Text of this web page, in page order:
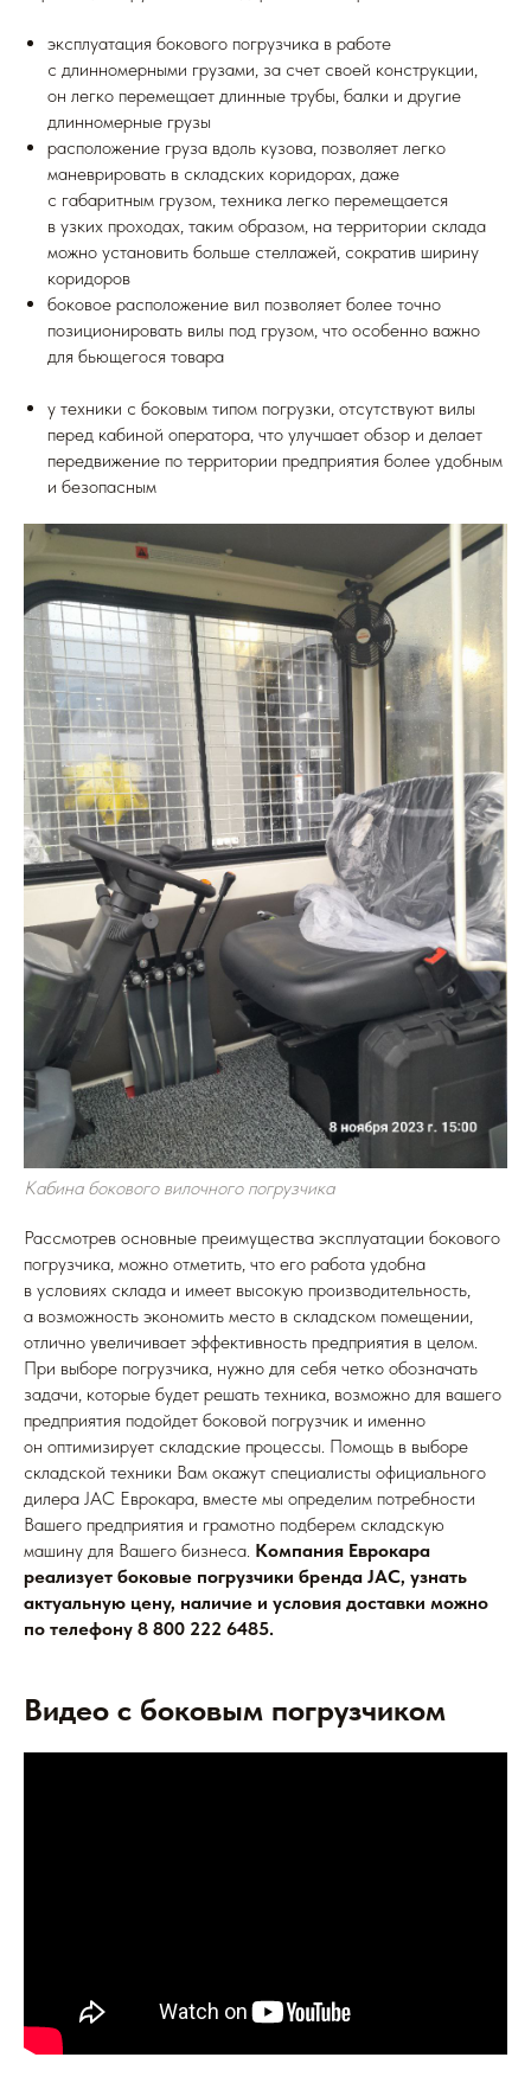
эксплуатация бокового погрузчика в работе
с длинномерными грузами, за счет своей конструкции,
он легко перемещает длинные трубы, балки и другие
длинномерные грузы
расположение груза вдоль кузова, позволяет легко
маневрировать в складских коридорах, даже
с габаритным грузом, техника легко перемещается
в узких проходах, таким образом, на территории склада
можно установить больше стеллажей, сократив ширину
коридоров
боковое расположение вил позволяет более точно
позиционировать вилы под грузом, что особенно важно
для бьющегося товара
у техники с боковым типом погрузки, отсутствуют вилы
перед кабиной оператора, что улучшает обзор и делает
передвижение по территории предприятия более удобным
и безопасным
Кабина бокового вилочного погрузчика
Рассмотрев основные преимущества эксплуатации бокового
погрузчика, можно отметить, что его работа удобна
в условиях склада и имеет высокую производительность,
а возможность экономить место в складском помещении,
отлично увеличивает эффективность предприятия в целом.
При выборе погрузчика, нужно для себя четко обозначать
задачи, которые будет решать техника, возможно для вашего
предприятия подойдет боковой погрузчик и именно
он оптимизирует складские процессы. Помощь в выборе
складской техники Вам окажут специалисты официального
дилера JAC Еврокара, вместе мы определим потребности
Вашего предприятия и грамотно подберем складскую
машину для Вашего бизнеса. Компания Еврокара
реализует боковые погрузчики бренда JAC, узнать
актуальную цену, наличие и условия доставки можно
по телефону 8 800 222 6485.
Видео с боковым погрузчиком